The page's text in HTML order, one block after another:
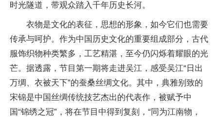
时光隧道，带观众踏入千年历史长河。
衣物是文化的表征，思想的形象，如今它们也需要
传承与呵护。作为中国历史文化的重要组成部分，古代
服饰织物种类繁多，工艺精湛，至今仍闪烁着耀眼的光
芒。据透露，节目第一期将走进吴江，感受吴江“日出
万绸、衣被天下”的蚕桑丝绸文化。其中，典雅别致的
宋锦是中国丝绸传统技艺杰出的代表作，被赋予中
国“锦绣之冠”，将在节目中得到复刻，“同为江南物，